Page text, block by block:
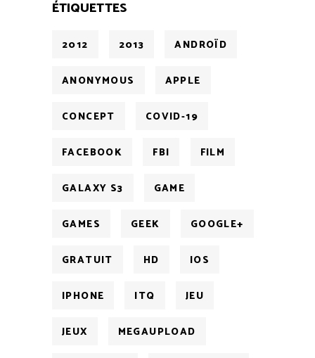
ÉTIQUETTES
2012 2013 ANDROÏD
ANONYMOUS APPLE
CONCEPT COVID-19
FACEBOOK FBI FILM
GALAXY S3 GAME
GAMES GEEK GOOGLE+
GRATUIT HD IOS
IPHONE ITQ JEU
JEUX MEGAUPLOAD